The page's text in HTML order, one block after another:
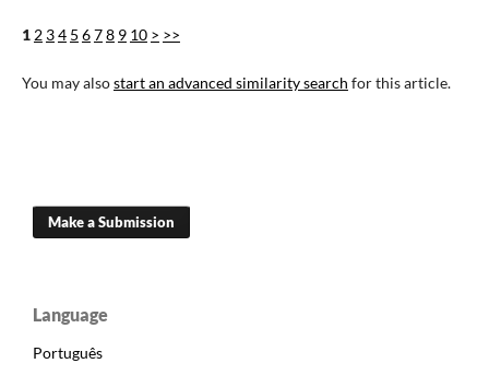
1 2 34 5 678 9 10 > >>
You may alsostart an advanced similarity search for this article.
Make a Submission
Language
Português